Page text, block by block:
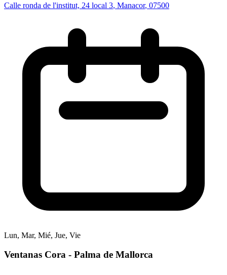
Calle ronda de l'institut, 24 local 3, Manacor, 07500
Lun, Mar, Mié, Jue, Vie
Ventanas Cora - Palma de Mallorca